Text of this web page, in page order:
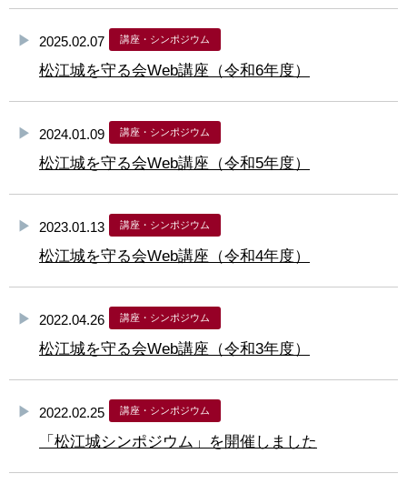
2025.02.07 講座・シンポジウム
松江城を守る会Web講座（令和6年度）
2024.01.09 講座・シンポジウム
松江城を守る会Web講座（令和5年度）
2023.01.13 講座・シンポジウム
松江城を守る会Web講座（令和4年度）
2022.04.26 講座・シンポジウム
松江城を守る会Web講座（令和3年度）
2022.02.25 講座・シンポジウム
「松江城シンポジウム」を開催しました